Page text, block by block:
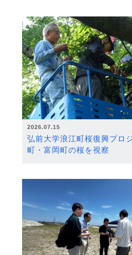
2026.07.15
弘前大学浪江町桜復興プロ
町・富岡町の桜を視察